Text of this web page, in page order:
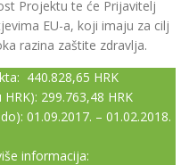
Projektu te će Prijavitelj
EU-a, koji imaju za cilj
razina zaštite zdravlja.
440.828,65 HRK
299.763,48 HRK
01.09.2017. – 01.02.2018.
informacija: